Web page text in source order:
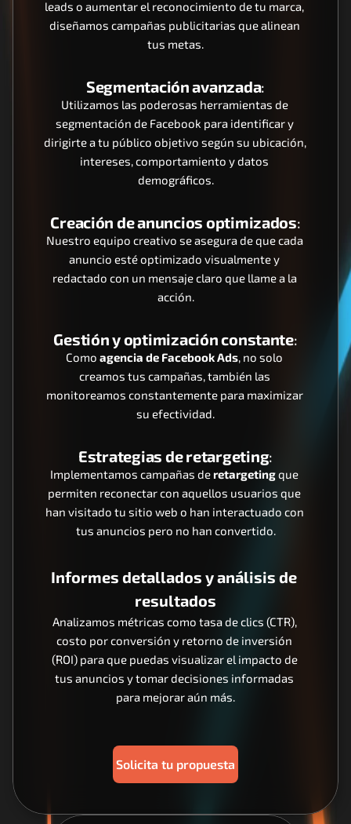
leads o aumentar el reconocimiento de tu marca,
diseñamos campañas publicitarias que alinean
tus metas.
Segmentación avanzada:
Utilizamos las poderosas herramientas de
segmentación de Facebook para identificar y
dirigirte a tu público objetivo según su ubicación,
intereses, comportamiento y datos
demográficos.
Creación de anuncios optimizados:
Nuestro equipo creativo se asegura de que cada
anuncio esté optimizado visualmente y
redactado con un mensaje claro que llame a la
acción.
Gestión y optimización constante:
Como agencia de Facebook Ads, no solo
creamos tus campañas, también las
monitoreamos constantemente para maximizar
su efectividad.
Estrategias de retargeting:
Implementamos campañas de retargeting que
permiten reconectar con aquellos usuarios que
han visitado tu sitio web o han interactuado con
tus anuncios pero no han convertido.
Informes detallados y análisis de
resultados
Analizamos métricas como tasa de clics (CTR),
costo por conversión y retorno de inversión
(ROI) para que puedas visualizar el impacto de
tus anuncios y tomar decisiones informadas
para mejorar aún más.
Solicita tu propuesta